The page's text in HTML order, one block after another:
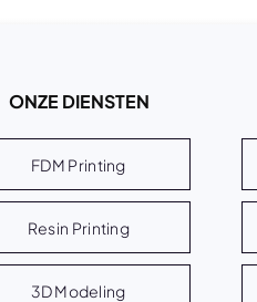
ONZE DIENSTEN
FDM Printing
Resin Printing
3D Modeling